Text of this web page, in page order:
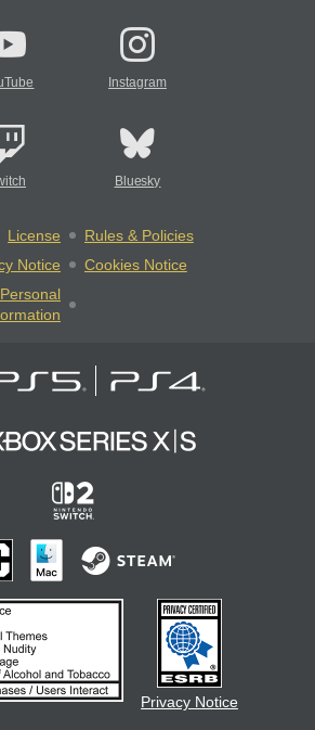
Instagram
Bluesky
License
Rules & Policies
Notice
Cookies Notice
Privacy Notice